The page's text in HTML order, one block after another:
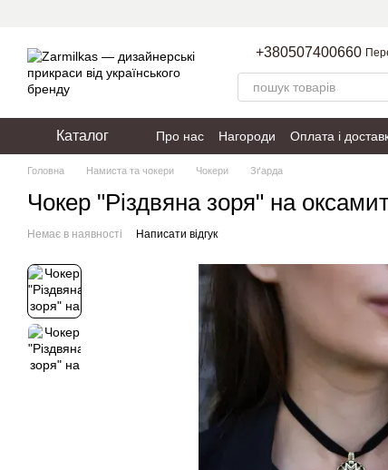
+380507400660
Каталог Про нас Нагороди Оплата і
Пакування
Політика
Головна Намиста та чокери Чокери Зґарда
Чокер "Різдвяна зоря" на
Немає в наявності Написати відгук